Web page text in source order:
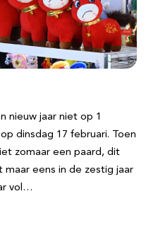
nieuw jaar niet op 1
dinsdag 17 februari. Toen
zomaar een paard, dit
maar eens in de zestig jaar
vol…